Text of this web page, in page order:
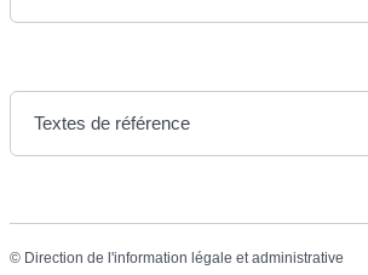
Textes de référence
© Direction de l'information légale et administrative